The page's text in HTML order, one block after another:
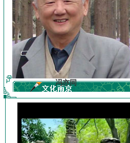
冯亦同